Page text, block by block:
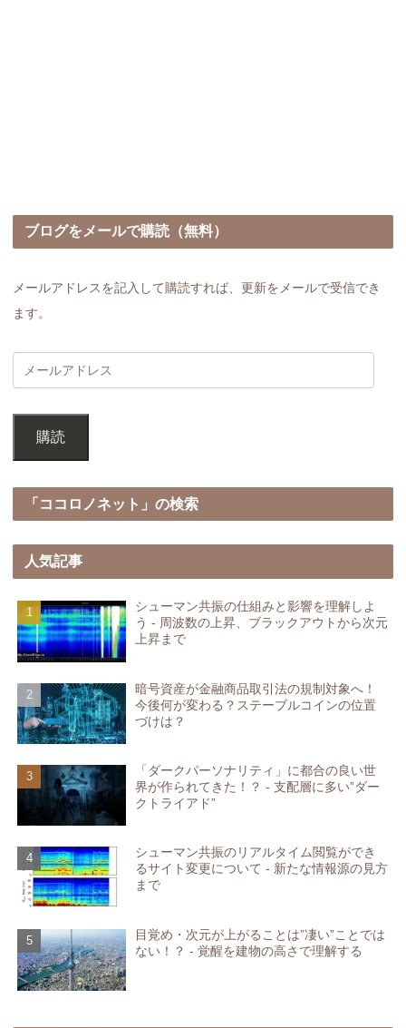
ブログをメールで購読（無料）
メールアドレスを記入して購読すれば、更新をメールで受信でき
ます。
購読
「ココロノネット」の検索
人気記事
シューマン共振の仕組みと影響を理解しよ
う - 周波数の上昇、ブラックアウトから次元
上昇まで
暗号資産が金融商品取引法の規制対象へ！
今後何が変わる？ステーブルコインの位置
づけは？
「ダークパーソナリティ」に都合の良い世
界が作られてきた！？ - 支配層に多い”ダー
クトライアド”
シューマン共振のリアルタイム閲覧ができ
るサイト変更について - 新たな情報源の見方
まで
目覚め・次元が上がることは”凄い”ことでは
ない！？ - 覚醒を建物の高さで理解する